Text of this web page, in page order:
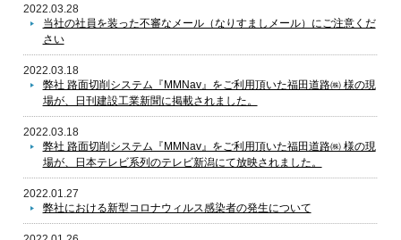
2022.03.28
当社の社員を装った不審なメール（なりすましメール）にご注意くだ
さい
2022.03.18
弊社 路面切削システム『MMNav』をご利用頂いた福田道路㈱ 様の現
場が、日刊建設工業新聞に掲載されました。
2022.03.18
弊社 路面切削システム『MMNav』をご利用頂いた福田道路㈱ 様の現
場が、日本テレビ系列のテレビ新潟にて放映されました。
2022.01.27
弊社における新型コロナウィルス感染者の発生について